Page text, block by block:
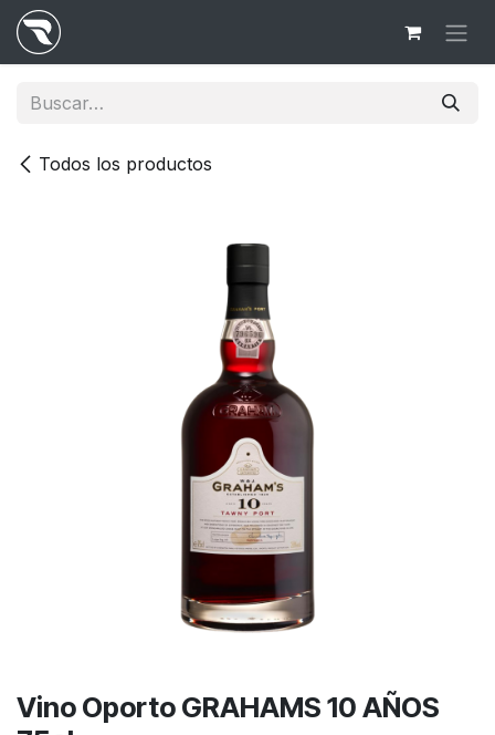
Ir al contenido
Todos los productos
Vino Oporto GRAHAMS 10 AÑOS